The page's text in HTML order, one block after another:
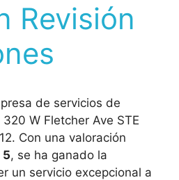
Revisión
de servicios de
W Fletcher Ave STE
Con una valoración
5, se ha ganado la
un servicio excepcional a